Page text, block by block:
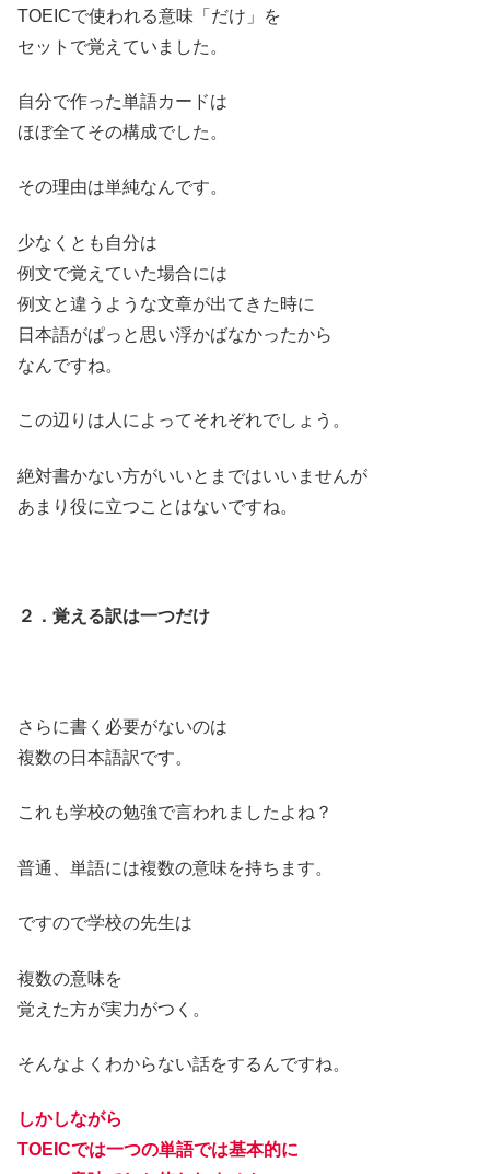
TOEICで使われる意味「だけ」を
セットで覚えていました。
自分で作った単語カードは
ほぼ全てその構成でした。
その理由は単純なんです。
少なくとも自分は
例文で覚えていた場合には
例文と違うような文章が出てきた時に
日本語がぱっと思い浮かばなかったから
なんですね。
この辺りは人によってそれぞれでしょう。
絶対書かない方がいいとまではいいませんが
あまり役に立つことはないですね。
２．覚える訳は一つだけ
さらに書く必要がないのは
複数の日本語訳です。
これも学校の勉強で言われましたよね？
普通、単語には複数の意味を持ちます。
ですので学校の先生は
複数の意味を
覚えた方が実力がつく。
そんなよくわからない話をするんですね。
しかしながら
TOEICでは一つの単語では基本的に